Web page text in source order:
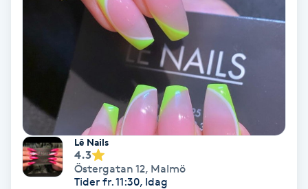
Permanent
Permanent hårborttagning
Permanent ögonbrynsmakeup
Personal shopper
Personlig tränare
Lê Nails
4.3
Östergatan 12, Malmö
Tider fr. 11:30, Idag